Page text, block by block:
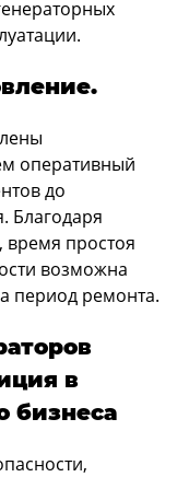
оперативный
до
Благодаря
время простоя
возможна
период ремонта.
в
бизнеса